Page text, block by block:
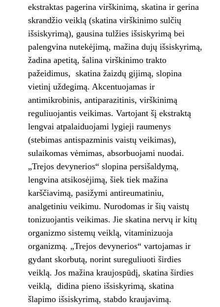
ekstraktas pagerina virškinimą, skatina ir gerina
skrandžio veiklą (skatina virškinimo sulčių
išsiskyrimą), gausina tulžies išsiskyrimą bei
palengvina nutekėjimą, mažina dujų išsiskyrimą,
žadina apetitą, šalina virškinimo trakto
pažeidimus, skatina žaizdų gijimą, slopina
vietinį uždegimą. Akcentuojamas ir
antimikrobinis, antiparazitinis, virškinimą
reguliuojantis veikimas. Vartojant šį ekstraktą
lengvai atpalaiduojami lygieji raumenys
(stebimas antispazminis vaistų veikimas),
sulaikomas vėmimas, absorbuojami nuodai.
„Trejos devynerios“ slopina persišaldymą,
lengvina atsikosėjimą, šiek tiek mažina
karščiavimą, pasižymi antireumatiniu,
analgetiniu veikimu. Nurodomas ir šių vaistų
tonizuojantis veikimas. Jie skatina nervų ir kitų
organizmo sistemų veiklą, vitaminizuoja
organizmą. „Trejos devynerios“ vartojamas ir
gydant skorbutą, norint sureguliuoti širdies
veiklą. Jos mažina kraujospūdį, skatina širdies
veiklą, didina pieno išsiskyrimą, skatina
šlapimo išsiskyrimą, stabdo kraujavimą.